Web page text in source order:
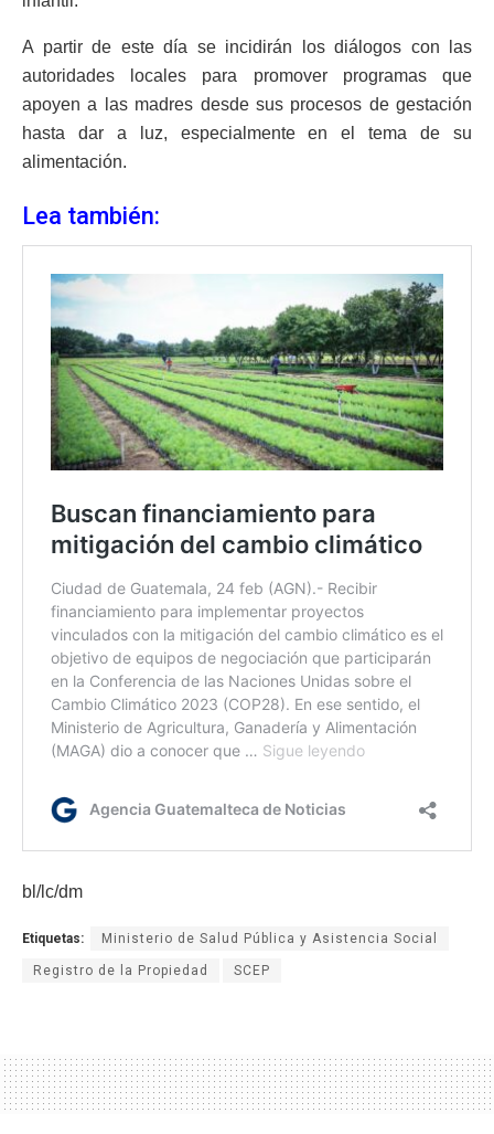
A partir de este día se incidirán los diálogos con las
autoridades locales para promover programas que
apoyen a las madres desde sus procesos de gestación
hasta dar a luz, especialmente en el tema de su
alimentación.
Lea también:
bl/lc/dm
Etiquetas: Ministerio de Salud Pública y Asistencia Social
Registro de la Propiedad SCEP